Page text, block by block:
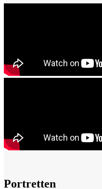
Portretten